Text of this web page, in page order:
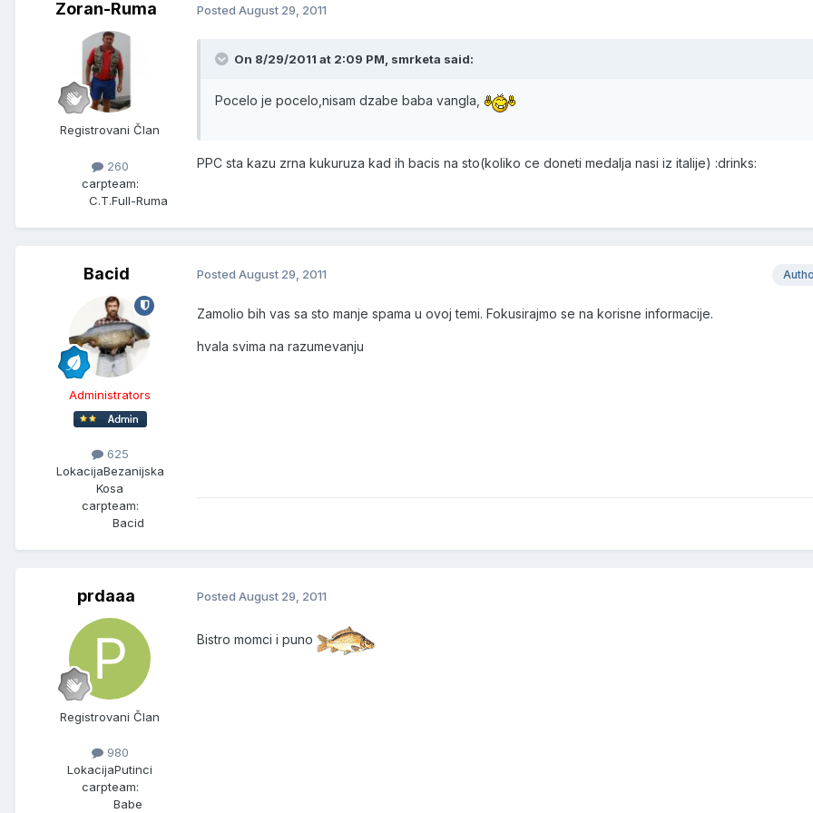
Zoran-Ruma
Registrovani Član
260
carpteam:
C.T.Full-Ruma
Posted August 29, 2011
On 8/29/2011 at 2:09 PM, smrketa said:
Pocelo je pocelo,nisam dzabe baba vangla,
PPC sta kazu zrna kukuruza kad ih bacis na sto(koliko ce doneti medalja nasi iz italije) :drinks:
Bacid
Administrators
625
LokacijaBezanijska
Kosa
carpteam:
Bacid
Posted August 29, 2011
Zamolio bih vas sa sto manje spama u ovoj temi. Fokusirajmo se na korisne informacije.
hvala svima na razumevanju
prdaaa
Registrovani Član
980
LokacijaPutinci
carpteam:
Babe
Posted August 29, 2011
Bistro momci i puno